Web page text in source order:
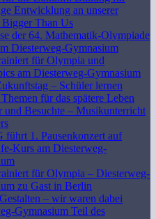
Entwicklung an unserer
Bigger Than Us
der 64. Mathematik-Olympiade
Diesterweg-Gymnasium
für Olympia und
am Diesterweg-Gymnasium
– Schüler lernen
für das spätere Leben
und Besuchte – Musikunterricht
führt 1. Pausenkonzert auf
Kurs am Diesterweg-
für Olympia – Diesterweg-
zu Gast in Berlin
– wir waren dabei
Gymnasium Teil des